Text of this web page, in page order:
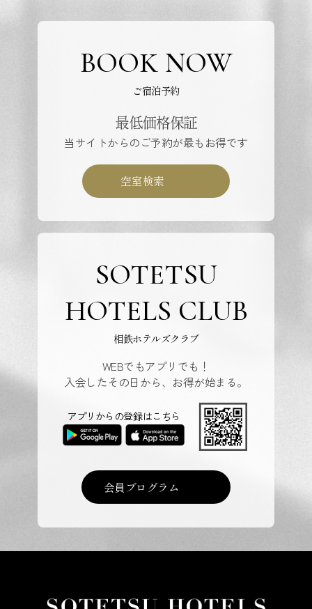
BOOK NOW
ご宿泊予約
最低価格保証
当サイトからのご予約が最もお得です
空室検索
SOTETSU
HOTELS CLUB
相鉄ホテルズクラブ
WEBでもアプリでも！
入会したその日から、お得が始まる。
会員プログラム
アプリからの登録はこちら